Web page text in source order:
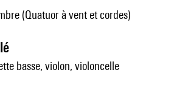
(Quatuor à vent et cordes)
basse, violon, violoncelle